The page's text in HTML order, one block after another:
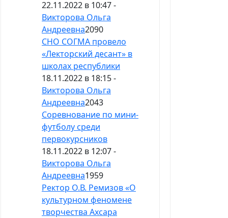
22.11.2022 в 10:47 -
Викторова Ольга
Андреевна2090
СНО СОГМА провело
«Лекторский десант» в
школах республики
18.11.2022 в 18:15 -
Викторова Ольга
Андреевна2043
Соревнование по мини-
футболу среди
первокурсников
18.11.2022 в 12:07 -
Викторова Ольга
Андреевна1959
Ректор О.В. Ремизов «О
культурном феномене
творчества Ахсара